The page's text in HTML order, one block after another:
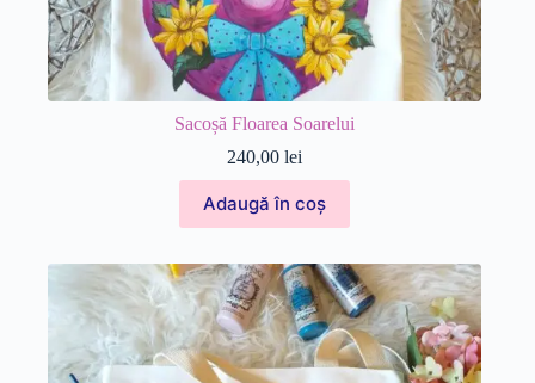
Sacoșă Floarea Soarelui
240,00lei
Adaugă în coș